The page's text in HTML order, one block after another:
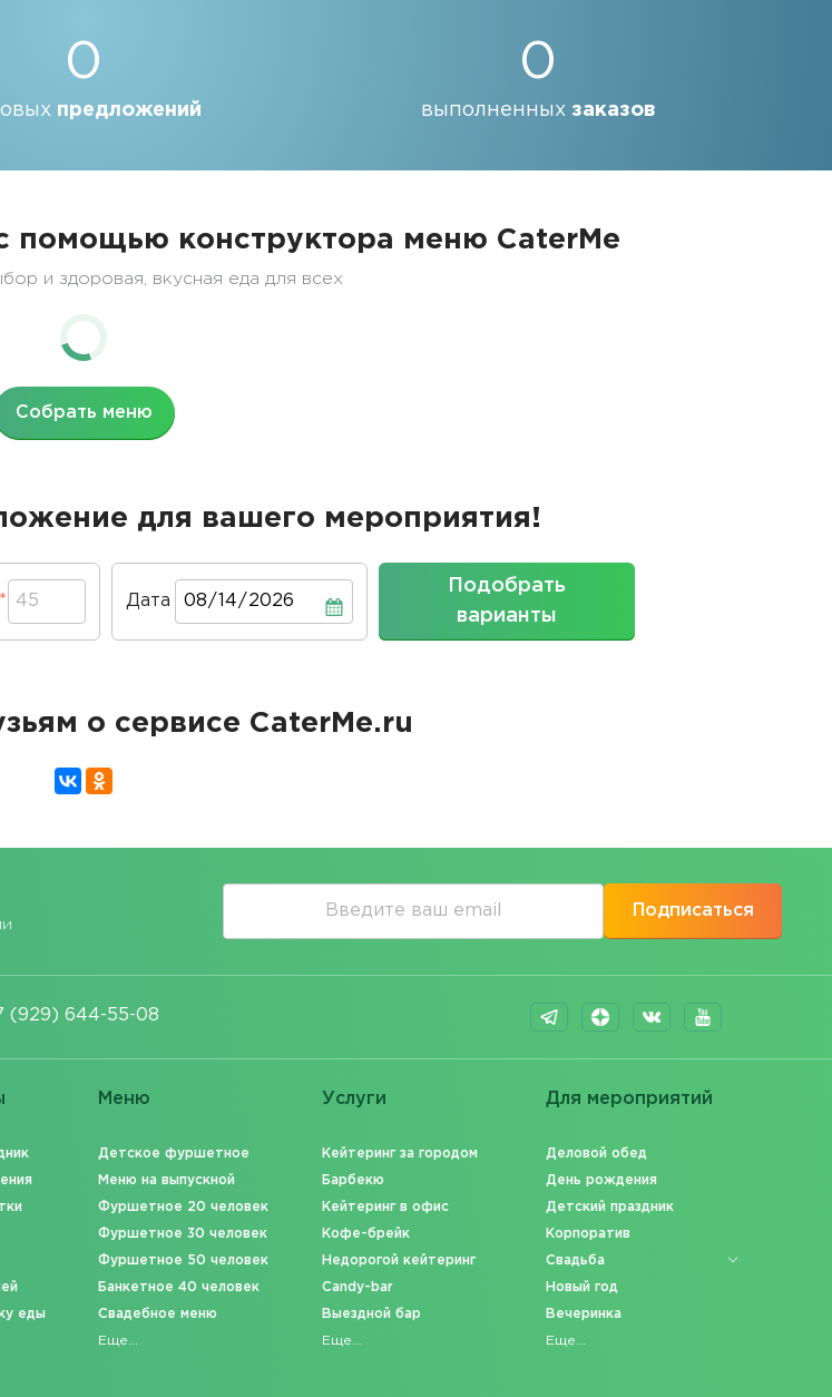
0
предложений
0
выполненных заказов
помощью конструктора меню CaterMe
и здоровая, вкусная еда для всех
Собрать меню
для вашего мероприятия!
Дата Дата
Подобрать
варианты
о сервисе CaterMe.ru
Подписаться
(929) 644-55-08
еды
Меню
Детское фуршетное
Меню на выпускной
Фуршетное 20 человек
Фуршетное 30 человек
Фуршетное 50 человек
Банкетное 40 человек
Свадебное меню
Еще...
Услуги
Кейтеринг за городом
Барбекю
Кейтеринг в офис
Кофе-брейк
Недорогой кейтеринг
Candy-bar
Выездной бар
Еще...
Для мероприятий
Деловой обед
День рождения
Детский праздник
Корпоратив
Свадьба
Новый год
Вечеринка
Еще...